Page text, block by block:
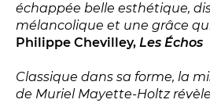
Les Spectacles itinérants
Moulins en scène
Visites
échappée belle esthétique,
mélancolique et une grâce
Philippe Chevilley, Les Échos
Classique dans sa forme, la
de Muriel Mayette-Holtz